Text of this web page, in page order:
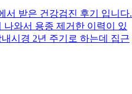
서 받은 건강검진 후기 입니다.
와서 용종 제거한 이력이 있
시경 2년 주기로 하는데 집근